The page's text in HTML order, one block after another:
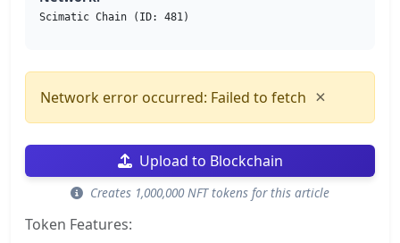
Scimatic Chain (ID: 481)
Network error occurred: Failed to fetch ×
Upload to Blockchain
Creates 1,000,000 NFT tokens for this article
Token Features: